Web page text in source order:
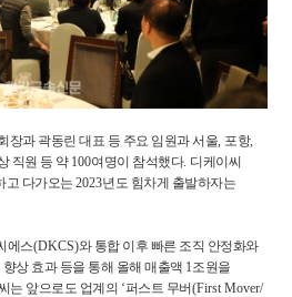
장과 곽동린 대표 등 주요 임원과 서울 포항,
직원 등 약 100여명이 참석했다. 디케이씨
고 다가오는2023년도 힘차게 출발하자는
에스(DKCS)와 통합 이후 빠른 조직 안정화와
상 효과 등을 통해 올해 매출액 1 조원을
는 앞으로도 업계의 ‘퍼스트 무버(First Mover/